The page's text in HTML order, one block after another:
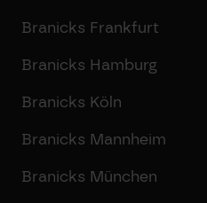
Branicks Frankfurt
Branicks Hamburg
Branicks Köln
Branicks Mannheim
Branicks München